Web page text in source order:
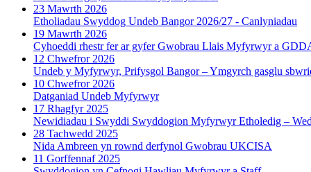
23 Mawrth 2026
Etholiadau Swyddog Undeb Bangor 2026/27 - Canlyniadau
19 Mawrth 2026
Cyhoeddi rhestr fer ar gyfer Gwobrau Llais Myfyrwyr a
12 Chwefror 2026
Undeb y Myfyrwyr, Prifysgol Bangor – Ymgyrch gasglu
10 Chwefror 2026
Datganiad Undeb Myfyrwyr
17 Rhagfyr 2025
Newidiadau i Swyddi Swyddogion Myfyrwyr Etholedig –
28 Tachwedd 2025
Nida Ambreen yn rownd derfynol Gwobrau UKCISA
11 Gorffennaf 2025